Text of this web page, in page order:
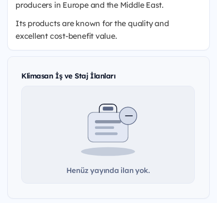
producers in Europe and the Middle East.
Its products are known for the quality and
excellent cost-benefit value.
Klimasan İş ve Staj İlanları
Henüz yayında ilan yok.